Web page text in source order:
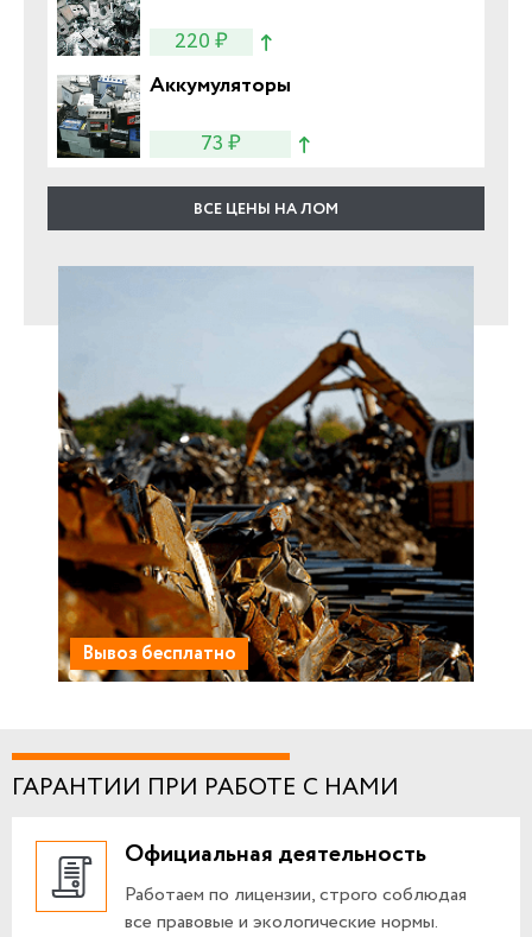
Вывоз бесплатно
220 ₽
Аккумуляторы
73 ₽
ВСЕ ЦЕНЫ НА ЛОМ
ГАРАНТИИ ПРИ РАБОТЕ С НАМИ
Официальная деятельность
Работаем по лицензии, строго соблюдая
все правовые и экологические нормы.